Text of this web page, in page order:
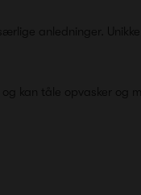
anledninger.
kan tåle opvasker og